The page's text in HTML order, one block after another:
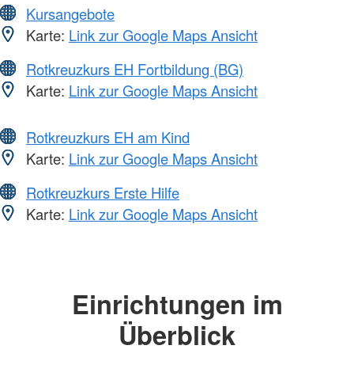
Kursangebote
Karte: Link zur Google Maps Ansicht
Rotkreuzkurs EH Fortbildung (BG)
Karte: Link zur Google Maps Ansicht
Rotkreuzkurs EH am Kind
Karte: Link zur Google Maps Ansicht
Rotkreuzkurs Erste Hilfe
Karte: Link zur Google Maps Ansicht
Einrichtungen im
Überblick